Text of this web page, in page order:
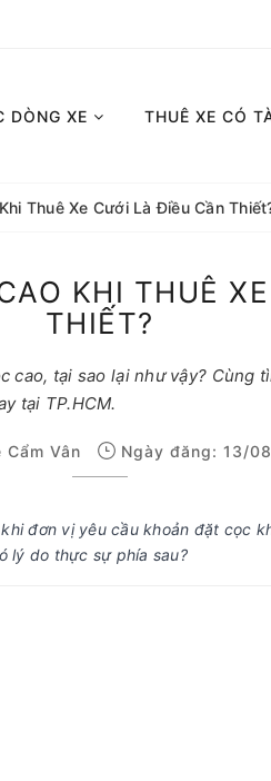
DÒNG XE THUÊ XE CÓ
Thuê Xe Cưới Là Điều Cần
KHI THUÊ
THIẾT?
cao, tại sao lại như vậy? Cùng
tại TP.HCM.
Cẩm Vân Ngày đăng: 13/
đơn vị yêu cầu khoản đặt cọc
lý do thực sự phía sau?